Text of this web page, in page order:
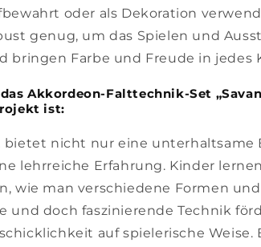
oder als Dekoration
genug, um das Spielen und
bringen Farbe und Freude in jedes
Akkordeon-Falttechnik-Set
ist:
bietet nicht nur eine unterhaltsame
lehrreiche Erfahrung. Kinder
wie man verschiedene Formen
und doch faszinierende Technik
auf spielerische Weise.